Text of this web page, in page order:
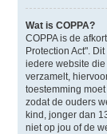
Wat is COPPA?
COPPA is de
Protection Act".
iedere website
verzamelt,
toestemming
zodat de ouders
kind, jonger dan
niet op jou of de